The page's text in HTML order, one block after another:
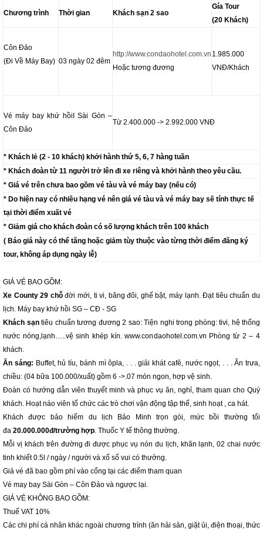
Chương trình Thời gian Khách sạn 2 sao
Gía Tour
(20 Khách)
Côn Đảo
(Đi Về Máy Bay) 03 ngày 02 đêm
http://www.condaohotel.com.vn
Hoặc tương đương
1.985.000
VNĐ/Khách
Vé máy bay khứ hồiI Sài Gòn –
Côn Đảo
Từ 2.400.000 -> 2.992.000 VNĐ
* Khách lẻ (2 - 10 khách) khởi hành thứ 5, 6, 7 hàng tuần
* Khách đoàn từ 11 người trở lên đi xe riêng và khởi hành theo yêu cầu.
* Giá vé trên chưa bao gồm vé tàu và vé máy bay (nếu có)
* Do hiện nay có nhiều hạng vé nên giá vé tàu và vé máy bay sẽ tính thực tế
tại thời điểm xuất vé
* Giảm giá cho khách đoàn có số lượng khách trên 100 khách
( Báo giá này có thể tăng hoặc giảm tùy thuộc vào từng thời điểm đăng ký
tour, không áp dụng ngày lễ)
GIÁ VÉ BAO GỒM:
Xe County 29 chỗđời mới, ti vi, băng đôi, ghế bật, máy lạnh. Đạt tiêu chuẩn du
lịch. Máy bay khứ hồi SG – CĐ - SG
Khách sạntiêu chuẩn tương đương 2 sao: Tiện nghi trong phòng: tivi, hệ thống
nước nóng,lạnh…..vệ sinh khép kín. www.condaohotel.com.vn Phòng từ 2 – 4
khách.
Ăn sáng: Buffet, hủ tíu, bánh mì ôpla, . . . giải khát cafê, nước ngọt, . . . Ăn trưa,
chiều: (04 bữa 100.000/xuất) gồm 6 ->.07 món ngon, hợp vệ sinh.
Đoàn có hướng dẫn viên thuyết minh và phục vụ ăn, nghỉ, tham quan cho Quý
khách. Hoạt náo viên tổ chức các trò chơi vận động tập thể, sinh hoạt , ca hát.
Khách được bảo hiểm du lịch Bảo Minh trọn gói, mức bồi thường tối
đa 20.000.000đ/trường hợp. Thuốc Y tế thông thường.
Mỗi vị khách trên đường đi được phục vụ nón du lịch, khăn lạnh, 02 chai nước
tinh khiết 0.5l / ngày / người và xổ số vui có thưởng.
Giá vé đã bao gồm phí vào cổng tại các điểm tham quan
Vé may bay Sài Gòn – Côn Đảo và ngược lại.
GIÁ VÉ KHÔNG BAO GỒM:
Thuế VAT 10%
Các chi phí cá nhân khác ngoài chương trình (ăn hải sản, giặt ủi, điện thoại, thức